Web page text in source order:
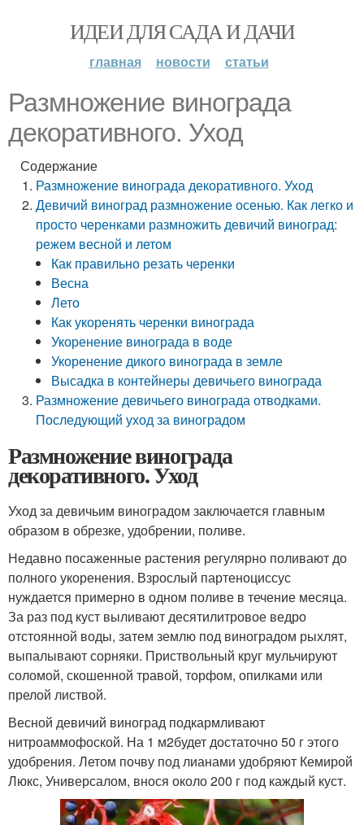
ИДЕИ ДЛЯ САДА И ДАЧИ
главная новости статьи
Размножение винограда
декоративного. Уход
Содержание
Размножение винограда декоративного. Уход
Девичий виноград размножение осенью. Как легко и
просто черенками размножить девичий виноград:
режем весной и летом
Как правильно резать черенки
Весна
Лето
Как укоренять черенки винограда
Укоренение винограда в воде
Укоренение дикого винограда в земле
Высадка в контейнеры девичьего винограда
Размножение девичьего винограда отводками.
Последующий уход за виноградом
Размножение винограда
декоративного. Уход
Уход за девичьим виноградом заключается главным
образом в обрезке, удобрении, поливе.
Недавно посаженные растения регулярно поливают до
полного укоренения. Взрослый партеноциссус
нуждается примерно в одном поливе в течение месяца.
За раз под куст выливают десятилитровое ведро
отстоянной воды, затем землю под виноградом рыхлят,
выпалывают сорняки. Приствольный круг мульчируют
соломой, скошенной травой, торфом, опилками или
прелой листвой.
Весной девичий виноград подкармливают
нитроаммофоской. На 1 м2будет достаточно 50 г этого
удобрения. Летом почву под лианами удобряют Кемирой
Люкс, Универсалом, внося около 200 г под каждый куст.